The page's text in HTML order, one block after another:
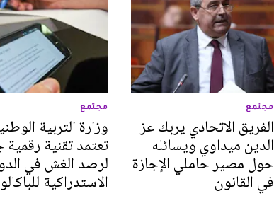
مجتمع
الفريق الاتحادي يربك عز
الدين ميداوي ويسائله
حول مصير حاملي الإجازة
في القانون
مجتمع
وزارة التربية
تعتمد تقنية
لرصد الغش في
الاستدراكية